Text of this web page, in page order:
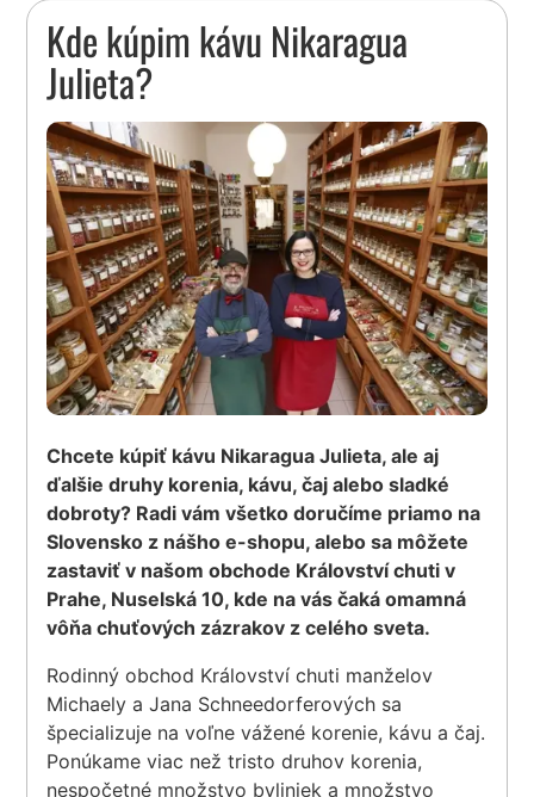
Kde kúpim kávu Nikaragua
Julieta?
Chcete kúpiť kávu Nikaragua Julieta, ale aj
ďalšie druhy korenia, kávu, čaj alebo sladké
dobroty? Radi vám všetko doručíme priamo na
Slovensko z nášho e-shopu, alebo sa môžete
zastaviť v našom obchode Království chuti v
Prahe, Nuselská 10, kde na vás čaká omamná
vôňa chuťových zázrakov z celého sveta.
Rodinný obchod Království chuti manželov
Michaely a Jana Schneedorferových sa
špecializuje na voľne vážené korenie, kávu a čaj.
Ponúkame viac než tristo druhov korenia,
nespočetné množstvo byliniek a množstvo